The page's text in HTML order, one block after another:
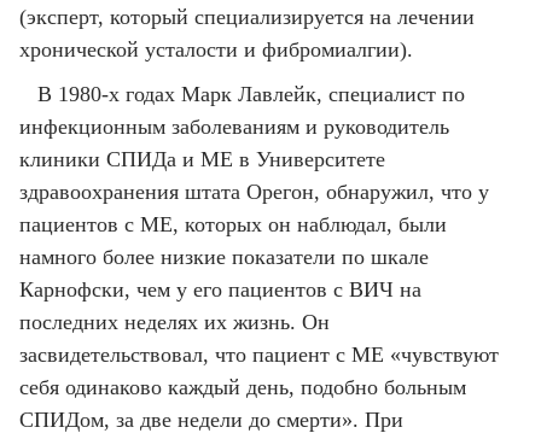
(эксперт, который специализируется на лечении
хронической усталости и фибромиалгии).
В 1980-х годах Марк Лавлейк, специалист по
инфекционным заболеваниям и руководитель
клиники СПИДа и ME в Университете
здравоохранения штата Орегон, обнаружил, что у
пациентов с ME, которых он наблюдал, были
намного более низкие показатели по шкале
Карнофски, чем у его пациентов с ВИЧ на
последних неделях их жизнь. Он
засвидетельствовал, что пациент с МЕ «чувствуют
себя одинаково каждый день, подобно больным
СПИДом, за две недели до смерти». При